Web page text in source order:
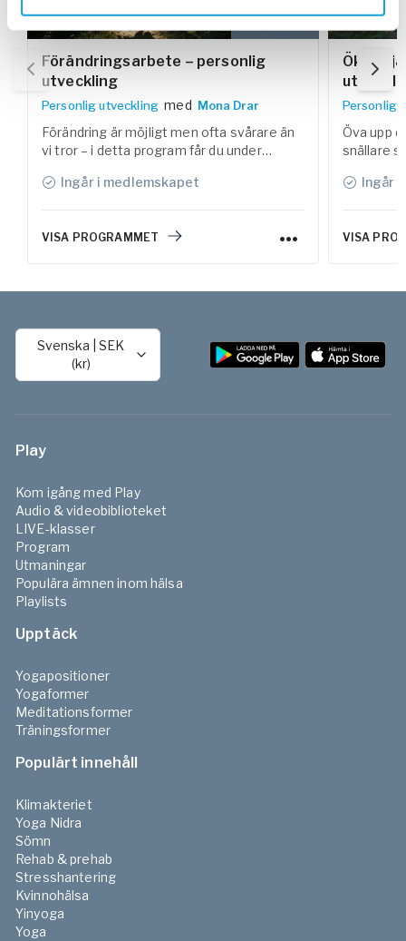
Förändringsarbete – personlig
utveckling
Personlig utveckling med Mona Drar
Förändring är möjligt men ofta svårare än
vi tror – i detta program får du under
stöd för att skapa bestående förändringar
Ingår i medlemskapet
VISA PROGRAMMET
Ökad
Personlig
Öva upp
snällare
Ingår i
VISA
Svenska |SEK
(kr)
Play
Kom igång med Play
Audio & videobiblioteket
LIVE-klasser
Program
Utmaningar
Populära ämnen inom hälsa
Playlists
Upptäck
Yogapositioner
Yogaformer
Meditationsformer
Träningsformer
Populärt innehåll
Klimakteriet
Yoga Nidra
Sömn
Rehab & prehab
Stresshantering
Kvinnohälsa
Yinyoga
Yoga